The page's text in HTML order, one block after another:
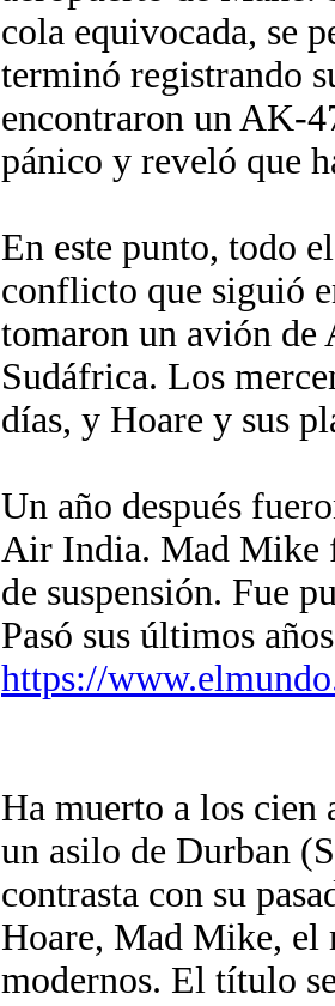
cola equivocada, se
terminó registrando
encontraron un AK-
pánico y reveló que
En este punto, todo
conflicto que siguió
tomaron un avión
Sudáfrica. Los
días, y Hoare y sus
Un año después
Air India. Mad Mike
de suspensión. Fue
Pasó sus últimos
https://
Ha muerto a los cien
un asilo de Durban
contrasta con su
Hoare, Mad Mike, el
modernos. El título